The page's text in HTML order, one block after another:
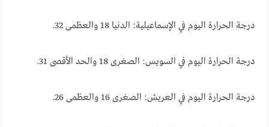
درجة الحرارة اليوم في الإسماعيلية: الدنيا 18 والعظمى 32.
درجة الحرارة اليوم في السويس: الصغرى 18 والحد الأقصى 31.
درجة الحرارة اليوم في العريش: الصغرى 16 والعظمى 26.